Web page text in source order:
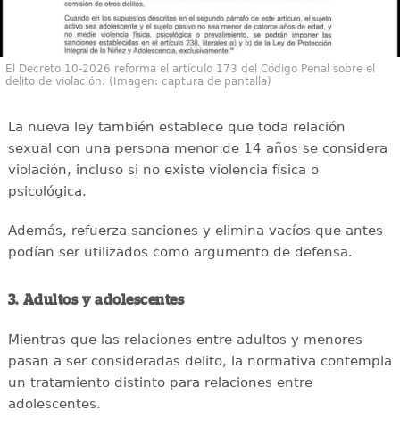
El Decreto 10-2026 reforma el artículo 173 del Código Penal sobre el
delito de violación. (Imagen: captura de pantalla)
La nueva ley también establece que toda relación
sexual con una persona menor de 14 años se considera
violación, incluso si no existe violencia física o
psicológica.
Además, refuerza sanciones y elimina vacíos que antes
podían ser utilizados como argumento de defensa.
3. Adultos y adolescentes
Mientras que las relaciones entre adultos y menores
pasan a ser consideradas delito, la normativa contempla
un tratamiento distinto para relaciones entre
adolescentes.